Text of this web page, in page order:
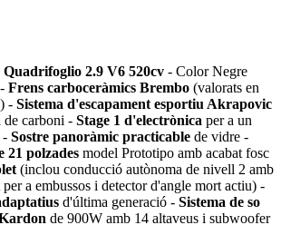
2.9 V6 520cv - Color Negre
Frens carboceràmics Brembo (valorats en
- Sistema d'escapament esportiu Akrapovic
de carboni - Stage 1 d'electrònica per a un
- Sostre panoràmic practicable de vidre -
21 polzades model Prototipo amb acabat fosc
(inclou conducció autònoma de nivell 2 amb
a embussos i detector d'angle mort actiu) -
d'última generació - Sistema de so
de 900W amb 14 altaveus i subwoofer